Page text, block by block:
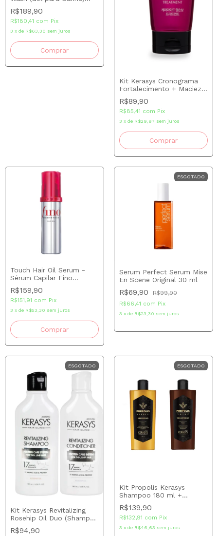
500ml
R$189,90
R$180,41 com Pix
3 x de R$63,30 sem juros
Kit Kerasys Cronograma
Fortalecimento + Maciez
Keramide Heat Protection
200 ml
R$89,90
R$85,41 com Pix
3 x de R$29,97 sem juros
Touch Hair Oil Serum -
Sérum Capilar Fino
Premium Touch 70ml
R$159,90
R$151,91 com Pix
3 x de R$53,30 sem juros
ESGOTADO
Serum Perfect Serum Mise
En Scene Original 30 ml
R$69,90
R$99,90
R$66,41 com Pix
3 x de R$23,30 sem juros
ESGOTADO
Kit Kerasys Revitalizing
Rosehip Oil Duo (Shampoo
+ Condicionador 180ml)
R$94,90
ESGOTADO
Kit Propolis Kerasys
Shampoo 180 ml +
Tratamento 180 ml
R$139,90
R$132,91 com Pix
3 x de R$46,63 sem juros